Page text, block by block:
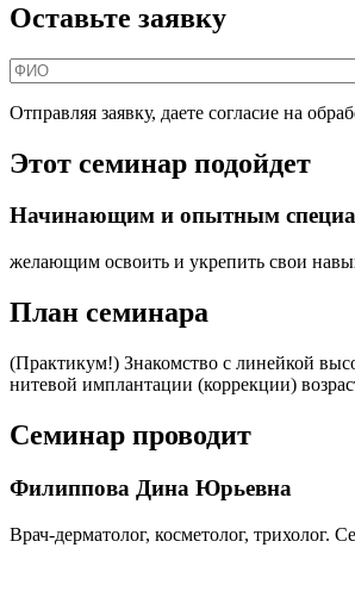
Оставьте заявку
Отправляя заявку, даете согласие на
Этот семинар подойдет
Начинающим и опытным
желающим освоить и укрепить свои
План семинара
(Практикум!) Знакомство с линейкой
нитевой имплантации (коррекции)
Семинар проводит
Филиппова Дина Юрьевна
Врач-дерматолог, косметолог,